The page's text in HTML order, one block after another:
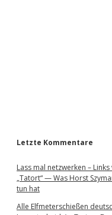
Letzte Kommentare
Lass mal netzwerken –
„Tatort“ — Was Horst
tun hat
Alle Elfmeterschießen